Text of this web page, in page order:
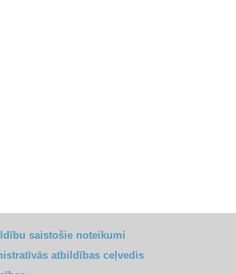
saistošie noteikumi
atbildības ceļvedis